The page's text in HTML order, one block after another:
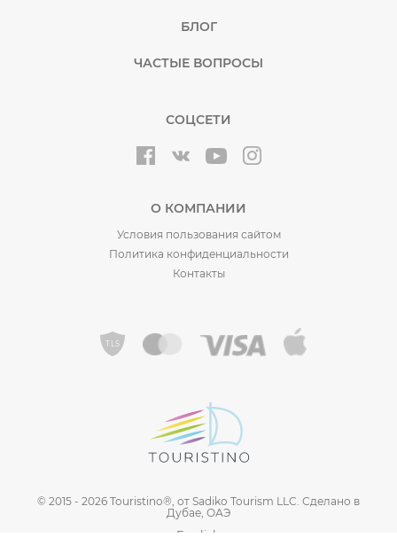
БЛОГ
ЧАСТЫЕ ВОПРОСЫ
СОЦСЕТИ
О КОМПАНИИ
Условия пользования сайтом
Политика конфиденциальности
Контакты
©️ 2015 - 2026 Touristino®, от Sadiko Tourism LLC. Сделано в
Дубае, ОАЭ
English